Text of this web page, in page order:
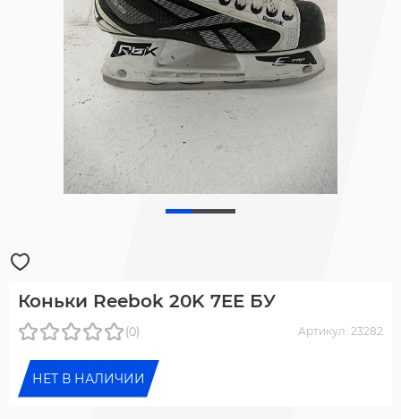
Коньки Reebok 20K 7EE БУ
(0) Артикул: 23282
НЕТ В НАЛИЧИИ